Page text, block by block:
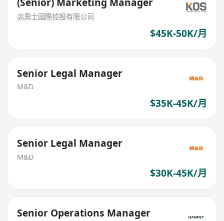
高奧士國際控股有限公司
$45K-50K/月
Senior Legal Manager
M&D
$35K-45K/月
Senior Legal Manager
M&D
$30K-45K/月
Senior Operations Manager